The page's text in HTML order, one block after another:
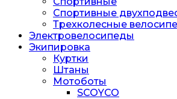
Спортивные
Трехколесные
Электровелосипеды
Экипировка
Куртки
Штаны
Мотоботы
SCOYCO